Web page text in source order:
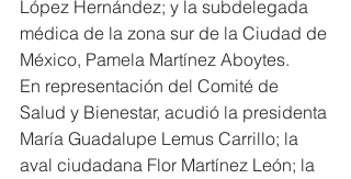
López Hernández; y la subdelegada
médica de la zona sur de la Ciudad de
México, Pamela Martínez Aboytes.
En representación del Comité de
Salud y Bienestar, acudió la presidenta
María Guadalupe Lemus Carrillo; la
aval ciudadana Flor Martínez León; la